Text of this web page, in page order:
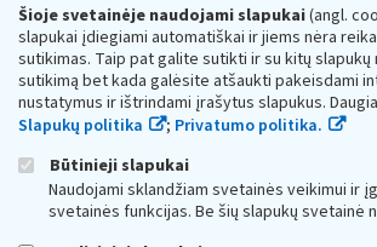
Šioje svetainėje naudojami slapukai(angl.
slapukai įdiegiami automatiškai ir jiems nėra
sutikimas. Taip pat galite sutikti ir su kitų slapukų
sutikimą bet kada galėsite atšaukti pakeisdami
nustatymus ir ištrindami įrašytus slapukus.
Slapukų politika
; Privatumo politika.
Būtinieji slapukai
Naudojami sklandžiam svetainės veikimui ir
svetainės funkcijas. Be šių slapukų svetainė
Respublikos finansų ministerijos
Biudžetinė įstaiga. Juridinio asmens kodas —
adresas: Vasario 16-osios g. 14, 01107 Vilnius,
vmi@vmi.lt, E. pristatymo dėžutės adresas
Duomenys apie Valstybinę mokesčių inspekciją
Respublikos finansų ministerijos kaupiami ir